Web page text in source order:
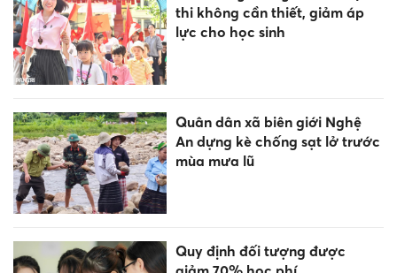
thi không cần thiết, giảm áp
lực cho học sinh
Quân dân xã biên giới Nghệ
An dựng kè chống sạt lở trước
mùa mưa lũ
Quy định đối tượng được